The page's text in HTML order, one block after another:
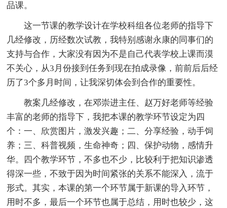
品课。
这一节课的教学设计在学校科组各位老师的指导下
几经修改，历经数次试教，我特别感谢永康的同事们的
支持与合作，大家没有因为不是自己代表学校上课而漠
不关心，从3月份接到任务到现在拍成录像，前前后后经
历了3个多月时间，让我深切体会到合作的重要性。
教案几经修改，在邓崇进主任、赵万好老师等经验
丰富的老师的指导下，我把本课的教学环节设定为四
个：一、欣赏图片，激发兴趣；二、分享经验，动手饲
养；三、科普视频，生命神奇；四、保护动物，感情升
华。四个教学环节，不多也不少，比较利于把知识渗透
得深一些，不致于因为时间紧张的关系不能深入，流于
形式。其实，本课的第一个环节属于新课的导入环节，
用时不多，最后一个环节也属于总结，用时也较少，这